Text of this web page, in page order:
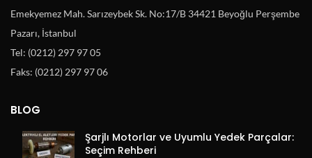
Emekyemez Mah. Sarızeybek Sk. No:17/B 34421 Beyoğlu Perşembe
Pazarı, İstanbul
Tel: (0212) 297 97 05
Faks: (0212) 297 97 06
BLOG
Şarjlı Motorlar ve Uyumlu Yedek Parçalar:
Seçim Rehberi